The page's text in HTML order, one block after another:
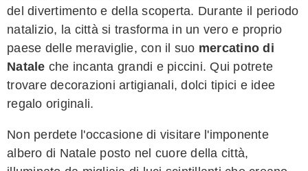
del divertimento e della scoperta. Durante il periodo
natalizio, la città si trasforma in un vero e proprio
paese delle meraviglie, con il suo mercatino di
Natale che incanta grandi e piccini. Qui potrete
trovare decorazioni artigianali, dolci tipici e idee
regalo originali.
Non perdete l'occasione di visitare l'imponente
albero di Natale posto nel cuore della città,